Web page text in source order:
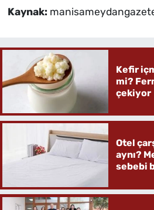
Kaynak:
Kefir
mi?
çekiyor
Otel
aynı?
sebebi